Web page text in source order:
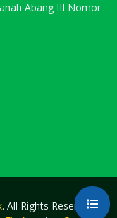
Abang III Nomor
. All Rights Reserved.